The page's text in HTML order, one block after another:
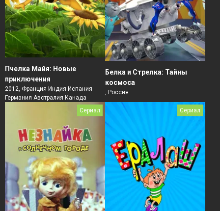
Пчелка Майя: Новые
приключения
2012, Франция Индия Испания
Германия Австралия Канада
Белка и Стрелка: Тайны
космоса
, Россия
Сериал Сериал